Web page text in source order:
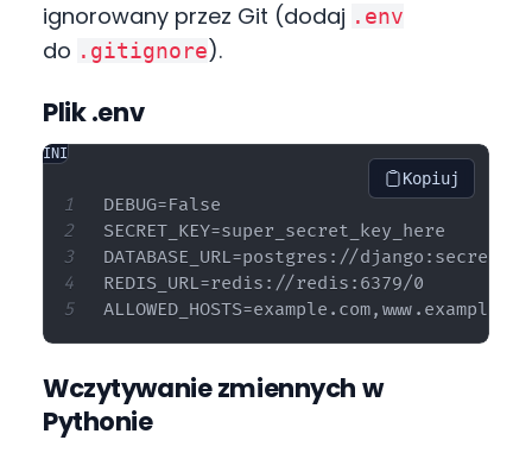
ignorowany przez Git (dodaj .env
do .gitignore).
Plik .env
INI
Kopiuj
DEBUG=False
SECRET_KEY=super_secret_key_here
DATABASE_URL=postgres://
REDIS_URL=redis://redis:6379/0
Wczytywanie zmiennych w
Pythonie